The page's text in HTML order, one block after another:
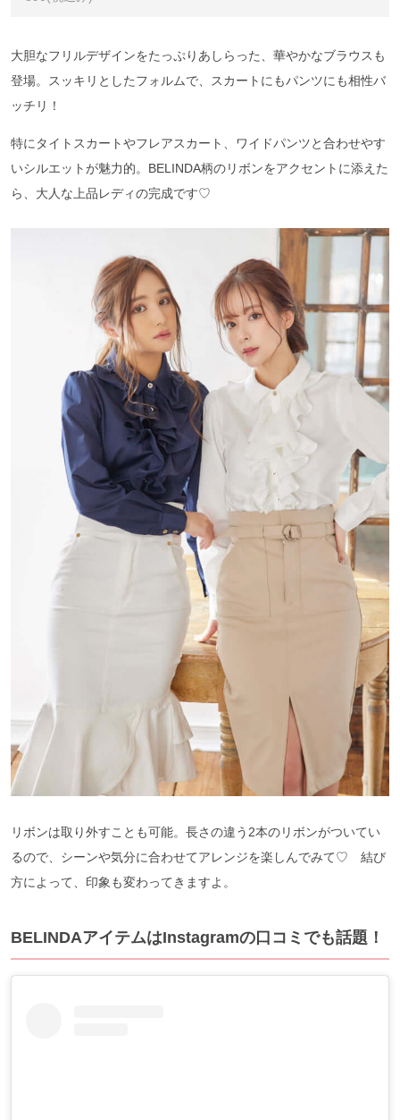
大胆なフリルデザインをたっぷりあしらった、華やかなブラウスも
登場。スッキリとしたフォルムで、スカートにもパンツにも相性バ
ッチリ！
特にタイトスカートやフレアスカート、ワイドパンツと合わせやす
いシルエットが魅力的。BELINDA柄のリボンをアクセントに添えた
ら、大人な上品レディの完成です♡
リボンは取り外すことも可能。長さの違う2本のリボンがついてい
るので、シーンや気分に合わせてアレンジを楽しんでみて♡ 結び
方によって、印象も変わってきますよ。
BELINDAアイテムはInstagramの口コミでも話題！